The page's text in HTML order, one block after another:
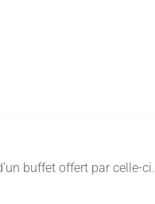
buffet offert par celle-ci.